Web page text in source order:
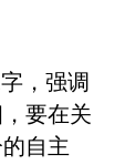
，强调
要在关
自主